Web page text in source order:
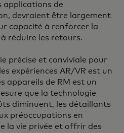
applications de
devraient être largement
capacité à renforcer la
réduire les retours.
précise et conviviale pour
expériences AR/VR est un
appareils de RM est un
que la technologie
diminuent, les détaillants
préoccupations en
la vie privée et offrir des